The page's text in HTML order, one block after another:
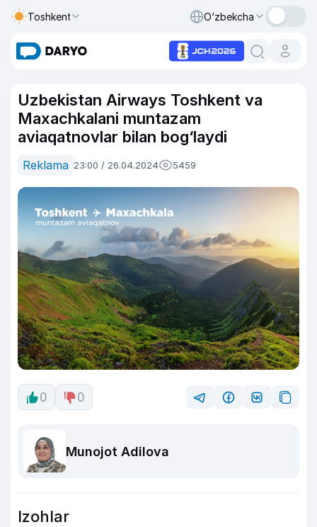
Toshkent O‘zbekcha
Uzbekistan Airways Toshkent va
Maxachkalani muntazam
aviaqatnovlar bilan bog‘laydi
Reklama 23:00 / 26.04.2024 5459
0 0
Munojot Adilova
Izohlar